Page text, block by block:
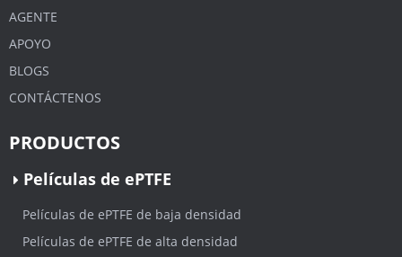
AGENTE
APOYO
BLOGS
CONTÁCTENOS
PRODUCTOS
Películas de ePTFE
Películas de ePTFE de baja densidad
Películas de ePTFE de alta densidad